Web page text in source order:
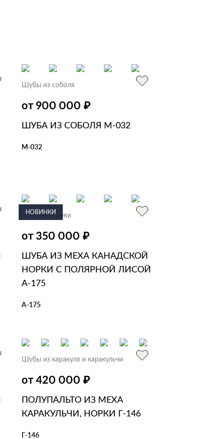
Шубы из соболя
от 900 000 ₽
ШУБА ИЗ СОБОЛЯ М-032
М-032
НОВИНКИ
Шубы из норки
от 350 000 ₽
ШУБА ИЗ МЕХА КАНАДСКОЙ
НОРКИ С ПОЛЯРНОЙ ЛИСОЙ
А-175
А-175
Шубы из каракуля и каракульчи
от 420 000 ₽
ПОЛУПАЛЬТО ИЗ МЕХА
КАРАКУЛЬЧИ, НОРКИ Г-146
Г-146